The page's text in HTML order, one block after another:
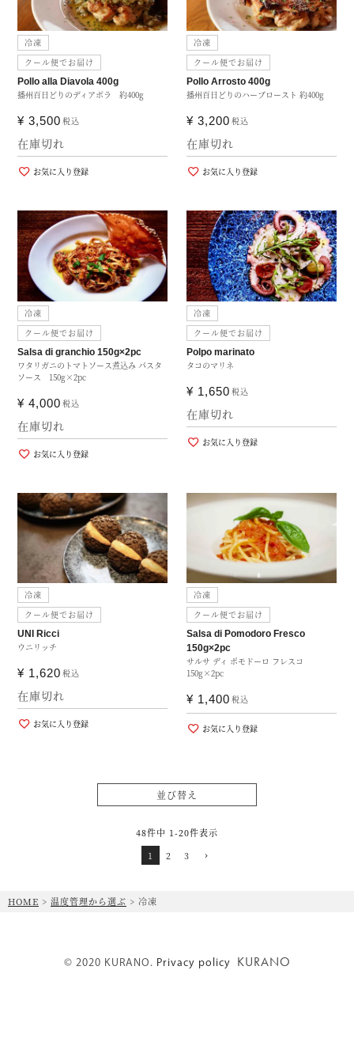
冷凍
クール便でお届け
播州百日どりのディアボラ 約400g
Pollo alla Diavola 400g
¥ 3,500 税込
在庫切れ
お気に入り登録
冷凍
クール便でお届け
播州百日どりのハーブロースト 約400g
Pollo Arrosto 400g
¥ 3,200 税込
在庫切れ
お気に入り登録
冷凍
クール便でお届け
ワタリガニのトマトソース煮込み パスタ
ソース 150g×2pc
Salsa di granchio 150g×2pc
¥ 4,000 税込
在庫切れ
お気に入り登録
冷凍
クール便でお届け
タコのマリネ
Polpo marinato
¥ 1,650 税込
在庫切れ
お気に入り登録
冷凍
クール便でお届け
ウニリッチ
UNI Ricci
¥ 1,620 税込
在庫切れ
お気に入り登録
冷凍
クール便でお届け
サルサ ディ ポモドーロ フレスコ
150g×2pc
Salsa di Pomodoro Fresco
150g×2pc
¥ 1,400 税込
お気に入り登録
並び替え
48件中 1-20件表示
1
2 3
HOME 温度管理から選ぶ 冷凍
© 2020 KURANO. Privacy policy KURANO